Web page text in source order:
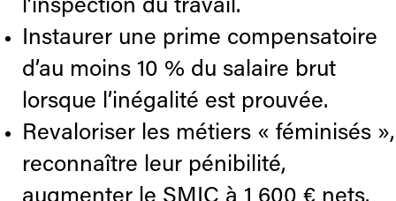
l’inspection du travail.
Instaurer une prime compensatoire
d’au moins 10 % du salaire brut
lorsque l’inégalité est prouvée.
Revaloriser les métiers « féminisés »,
reconnaître leur pénibilité,